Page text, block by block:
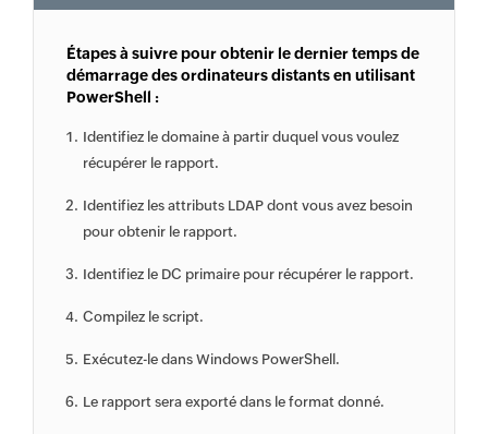
Étapes à suivre pour obtenir le dernier temps de
démarrage des ordinateurs distants en utilisant
PowerShell :
Identifiez le domaine à partir duquel vous voulez
récupérer le rapport.
Identifiez les attributs LDAP dont vous avez besoin
pour obtenir le rapport.
Identifiez le DC primaire pour récupérer le rapport.
Compilez le script.
Exécutez-le dans Windows PowerShell.
Le rapport sera exporté dans le format donné.